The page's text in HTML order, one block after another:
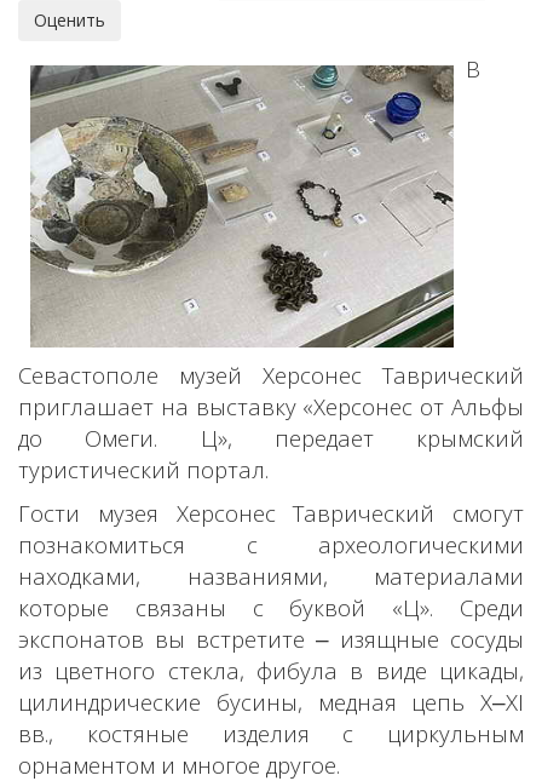
В
Севастополе музей Херсонес Таврический
приглашает на выставку «Херсонес от Альфы
до Омеги. Ц», передает крымский
туристический портал.
Гости музея Херсонес Таврический смогут
познакомиться с археологическими
находками, названиями, материалами
которые связаны с буквой «Ц». Среди
экспонатов вы встретите ‒ изящные сосуды
из цветного стекла, фибула в виде цикады,
цилиндрические бусины, медная цепь X‒XI
вв., костяные изделия с циркульным
орнаментом и многое другое.